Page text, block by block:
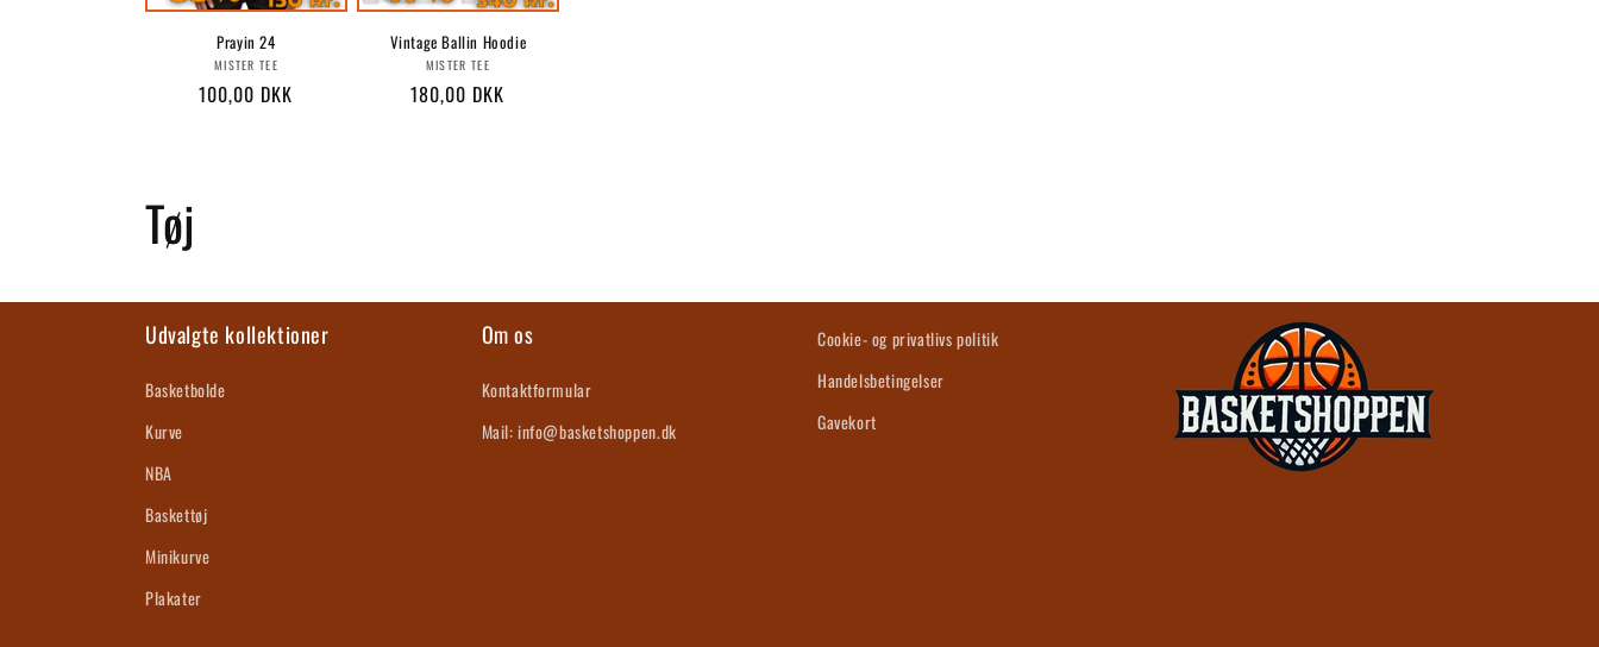
Prayin 24
Forhandler:
MISTER TEE
Normalpris
100,00 DKK
Vintage Ballin Hoodie
Forhandler:
MISTER TEE
Normalpris
180,00 DKK
K
o
l
l
e
k
t
Tøj
Udvalgte kollektioner
Basketbolde
Kurve
NBA
Baskettøj
Minikurve
Plakater
Om os
Kontaktformular
Mail: info@basketshoppen.dk
Cookie- og privatlivs politik
Handelsbetingelser
Gavekort